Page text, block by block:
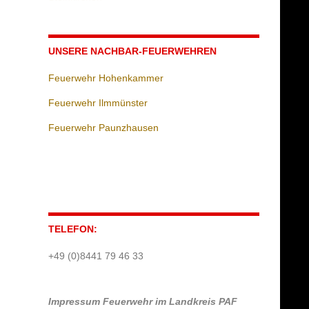
UNSERE NACHBAR-FEUERWEHREN
Feuerwehr Hohenkammer
Feuerwehr Ilmmünster
Feuerwehr Paunzhausen
TELEFON:
+49 (0)8441 79 46 33
Impressum Feuerwehr im Landkreis PAF